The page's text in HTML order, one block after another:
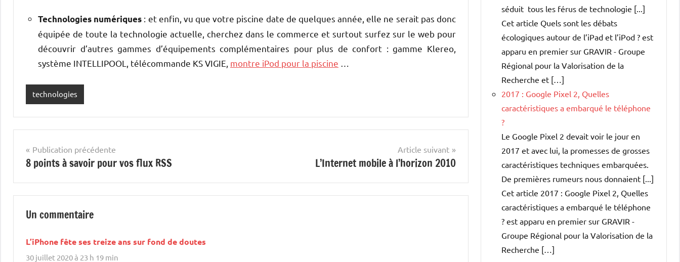
Technologies numériques : et enfin, vu que votre piscine date de quelques année, elle ne serait pas donc
équipée de toute la technologie actuelle, cherchez dans le commerce et surtout surfez sur le web pour
découvrir d’autres gammes d’équipements complémentaires pour plus de confort : gamme Klereo,
système INTELLIPOOL, télécommande KS VIGIE, montre iPod pour la piscine
technologies
Navigation
de
l’article
Publication précédente
8 points à savoir pour vos flux RSS
Article suivant
L’Internet mobile à l’horizon 2010
Un commentaire
L’iPhone fête ses treize ans sur fond de doutes
30 juillet 2020 à 23 h 19 min
séduit tous les férus de technologie [...]
Cet article Quels sont les débats
écologiques autour de l’iPad et l’iPod ? est
apparu en premier sur GRAVIR - Groupe
Régional pour la Valorisation de la
Recherche et […]
2017 : Google Pixel 2, Quelles
caractéristiques a embarqué le téléphone
?
Le Google Pixel 2 devait voir le jour en
2017 et avec lui, la promesses de grosses
caractéristiques techniques embarquées.
De premières rumeurs nous donnaient [...]
Cet article 2017 : Google Pixel 2, Quelles
caractéristiques a embarqué le téléphone
? est apparu en premier sur GRAVIR -
Groupe Régional pour la Valorisation de la
Recherche […]